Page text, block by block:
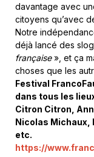
davantage avec
citoyens qu’avec
Notre
déjà lancé des
française», et ça
choses que les
Festival
dans tous les
Citron Citron,
Nicolas Michaux,
etc.
https://